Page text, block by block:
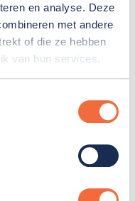
en analyse. Deze
met andere
of die ze hebben
van hun services.
impact op het
haar naasten. Van
je leven op zijn
vermoeidheid of
En hoe verwerk je
balans? Daarmee